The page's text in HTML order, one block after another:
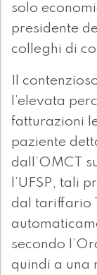
solo
presidente
colleghi di
Il
l’elevata
fatturazioni
paziente
dall’OMCT
l’UFSP, tali
dal tariffario
secondo
quindi a una